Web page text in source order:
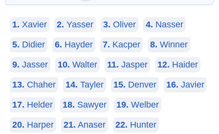
1. Xavier 2. Yasser 3. Oliver 4. Nasser
5. Didier 6. Hayder 7. Kacper 8. Winner
9. Jasser 10. Walter 11. Jasper 12. Haider
13. Chaher 14. Tayler 15. Denver 16. Javier
17. Helder 18. Sawyer 19. Welber
20. Harper 21. Anaser 22. Hunter